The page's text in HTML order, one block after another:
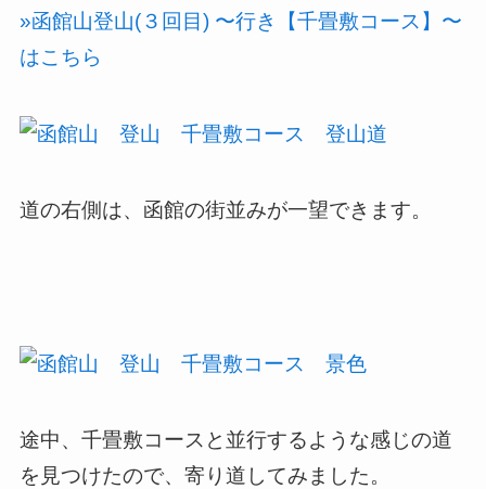
»函館山登山(３回目) 〜行き【千畳敷コース】〜
はこちら
道の右側は、函館の街並みが一望できます。
途中、千畳敷コースと並行するような感じの道
を見つけたので、寄り道してみました。